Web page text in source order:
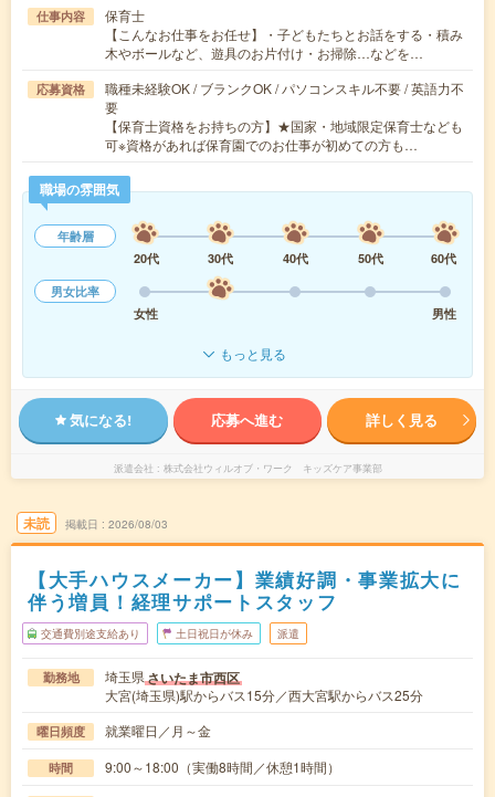
仕事内容
保育士
【こんなお仕事をお任せ】・子どもたちとお話をする・積み
木やボールなど、遊具のお片付け・お掃除…などを…
応募資格
職種未経験OK / ブランクOK / パソコンスキル不要 / 英語力不
要
【保育士資格をお持ちの方】★国家・地域限定保育士なども
可※資格があれば保育園でのお仕事が初めての方も…
職場の雰囲気
年齢層
20代
30代 40代 50代
60代
男女比率
女性
男性
もっと見る
気になる! 応募へ進む 詳しく見る
派遣会社 株式会社ウィルオブ・ワーク キッズケア事業部
未読 掲載日 2026/08/03
【大手ハウスメーカー】業績好調・事業拡大に
伴う増員！経理サポートスタッフ
交通費別途支給あり 土日祝日が休み 派遣
勤務地 埼玉県さいたま市西区
大宮(埼玉県)駅からバス15分／西大宮駅からバス25分
曜日頻度 就業曜日／月～金
時間 9:00～18:00（実働8時間／休憩1時間）